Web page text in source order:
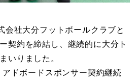
会社大分フットボールクラブと
契約を締結し、継続的に大分ト
いりました。
ドボードスポンサー契約継続